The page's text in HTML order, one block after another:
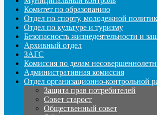
Комитет по образованию
Отдел по спорту, молодежной
Отдел по культуре и туризму
Безопасность жизнедеятельности и
Архивный отдел
ЗАГС
Комиссия по делам
Административная комиссия
Отдел организационно-контрольной
Защита прав потребителей
Совет старост
Общественный совет